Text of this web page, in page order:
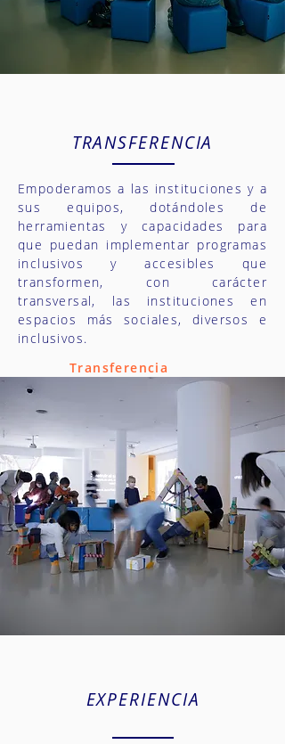
TRANSFERENCIA
Empoderamos a las instituciones y a
sus equipos, dotándoles de
herramientas y capacidades para
que puedan implementar programas
inclusivos y accesibles que
transformen, con carácter
transversal, las instituciones en
espacios más sociales, diversos e
inclusivos.
Transferencia
EXPERIENCIA